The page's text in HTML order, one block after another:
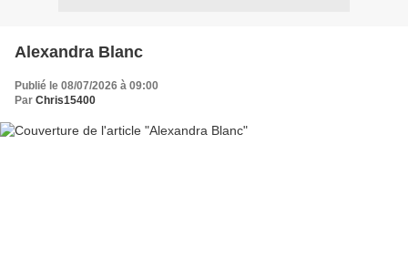
Alexandra Blanc
Publié le 08/07/2026 à 09:00
Par Chris15400